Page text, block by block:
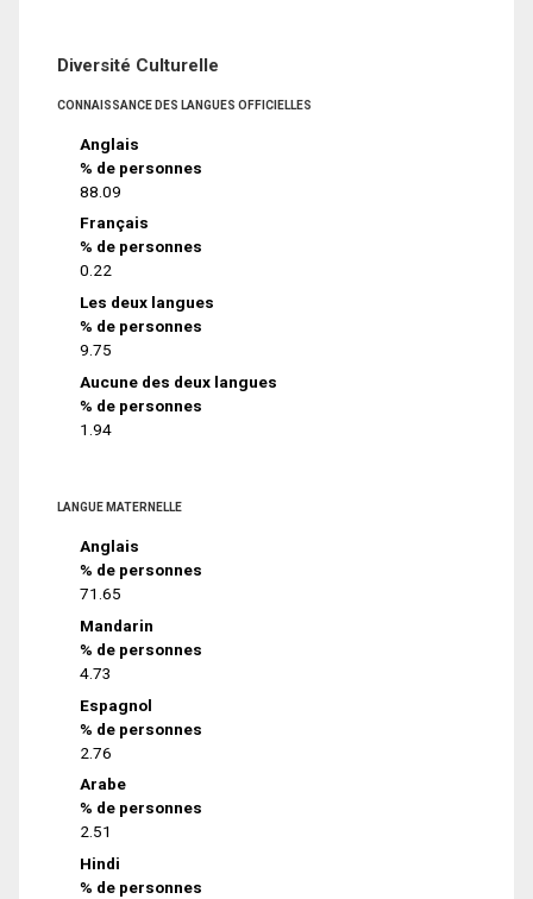
Diversité Culturelle
CONNAISSANCE DES LANGUES OFFICIELLES
Anglais
% de personnes
88.09
Français
% de personnes
0.22
Les deux langues
% de personnes
9.75
Aucune des deux langues
% de personnes
1.94
LANGUE MATERNELLE
Anglais
% de personnes
71.65
Mandarin
% de personnes
4.73
Espagnol
% de personnes
2.76
Arabe
% de personnes
2.51
Hindi
% de personnes